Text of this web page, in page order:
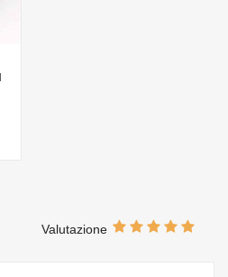
Valutazione